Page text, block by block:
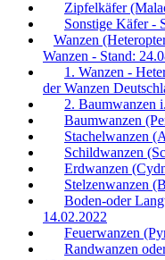
Zipfelkäfer
Sonstige Käfer -
Wanzen
Wanzen - Stand:
1. Wanzen -
der Wanzen
2. Baumwanzen
Baumwanzen
Stachelwanzen
Schildwanzen
Erdwanzen
Stelzenwanzen
Boden-oder
14.02.2022
Feuerwanzen
Randwanzen